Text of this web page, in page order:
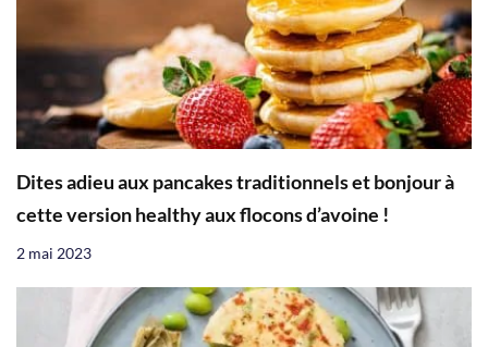
Dites adieu aux pancakes traditionnels et bonjour à
cette version healthy aux flocons d’avoine !
2 mai 2023